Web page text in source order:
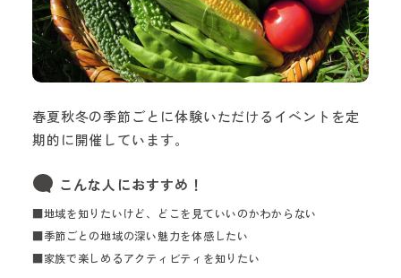
春夏秋冬の季節ごとに体験いただけるイベントを定
期的に開催しています。
こんな人におすすめ！
■地域を知りたいけど、どこを見ていいのかわからない
■季節ごとの地域の深い魅力を体感したい
■家族で楽しめるアクティビティを知りたい